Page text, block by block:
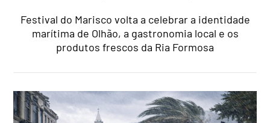
Festival do Marisco volta a celebrar a identidade
marítima de Olhão, a gastronomia local e os
produtos frescos da Ria Formosa